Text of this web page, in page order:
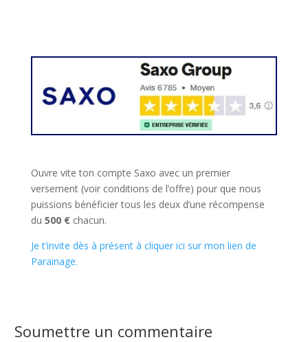
Ouvre vite ton compte Saxo avec un premier
versement (voir conditions de l’offre) pour que nous
puissions bénéficier tous les deux d’une récompense
du 500 €chacun.
Je t’invite dès à présent à cliquer ici sur mon lien de
Parainage.
Soumettre un commentaire